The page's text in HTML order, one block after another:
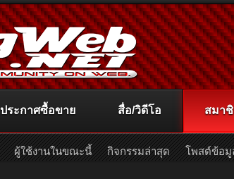
ประกาศซื้อขาย สื่อ/วิดีโอ สมา
ผู้ใช้งานในขณะนี้ กิจกรรมล่าสุด โพสต์ข้อมู